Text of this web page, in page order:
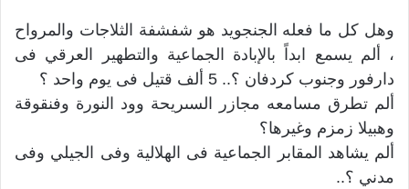
وهل كل ما فعله الجنجويد هو شفشفة الثلاجات والمرواح
، ألم يسمع ابداً بالإبادة الجماعية والتطهير العرقي فى
دارفور وجنوب كردفان ؟.. 5 ألف قتيل فى يوم واحد ؟
ألم تطرق مسامعه مجازر السىريحة وود النورة وفنقوقة
وهبيلا زمزم وغيرها؟
ألم يشاهد المقابر الجماعية فى الهلالية وفى الجيلي وفى
مدني ؟..